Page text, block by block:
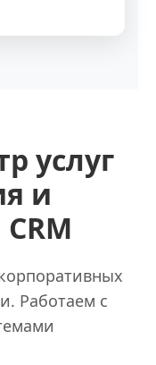
услуг
и
Работаем с